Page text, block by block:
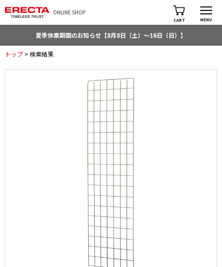
ONLINE SHOP
CART MENU
夏季休業期間のお知らせ【8月8日（土）～16日（日）】
トップ > 検索結果